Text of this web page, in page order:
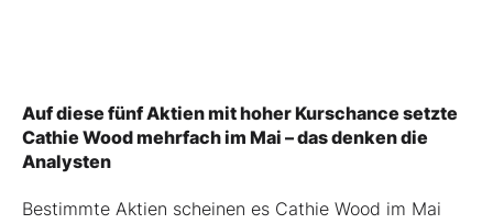
Auf diese fünf Aktien mit hoher Kurschance setzte
Cathie Wood mehrfach im Mai – das denken die
Analysten
Bestimmte Aktien scheinen es Cathie Wood im Mai